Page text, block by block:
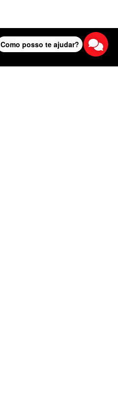
Como posso te ajudar?